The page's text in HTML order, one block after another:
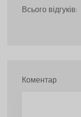
Всього відгуків:
Коментар